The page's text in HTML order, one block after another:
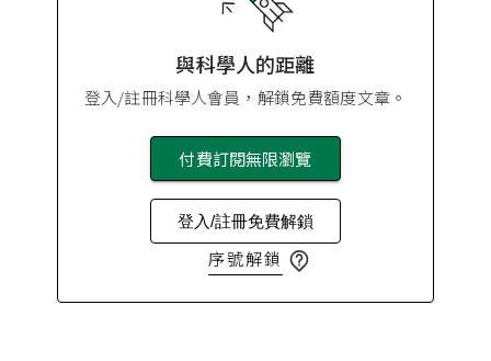
與科學人的距離
登入/註冊科學人會員，解鎖免費額度文章。
付費訂閱無限瀏覽
登入/註冊免費解鎖
序號解鎖